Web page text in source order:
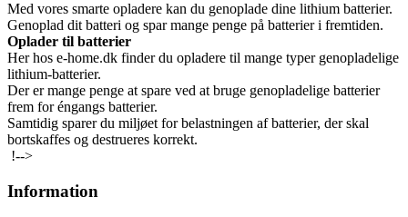
pris
var:
159,00 kr..
pris
er:
Med vores smarte opladere kan du genoplade dine lithium batterier.
Genoplad dit batteri og spar mange penge på batterier i fremtiden.
Oplader til batterier
Her hos e-home.dk finder du opladere til mange typer genopladelige
lithium-batterier.
Der er mange penge at spare ved at bruge genopladelige batterier
frem for éngangs batterier.
Samtidig sparer du miljøet for belastningen af batterier, der skal
bortskaffes og destrueres korrekt.
!-->
Information